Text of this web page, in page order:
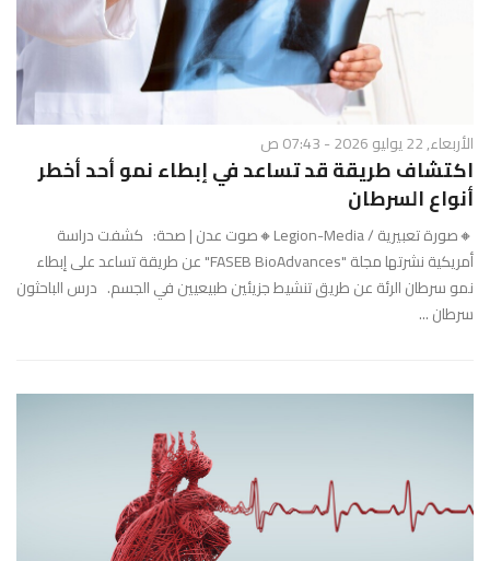
الأربعاء, 22 يوليو 2026 - 07:43 ص
اكتشاف طريقة قد تساعد في إبطاء نمو أحد أخطر
أنواع السرطان
🔸صورة تعبيرية / Legion-Media🔸صوت عدن | صحة: كشفت دراسة
أمريكية نشرتها مجلة "FASEB BioAdvances" عن طريقة تساعد على إبطاء
نمو سرطان الرئة عن طريق تنشيط جزيئين طبيعيين في الجسم. درس الباحثون
سرطان ...